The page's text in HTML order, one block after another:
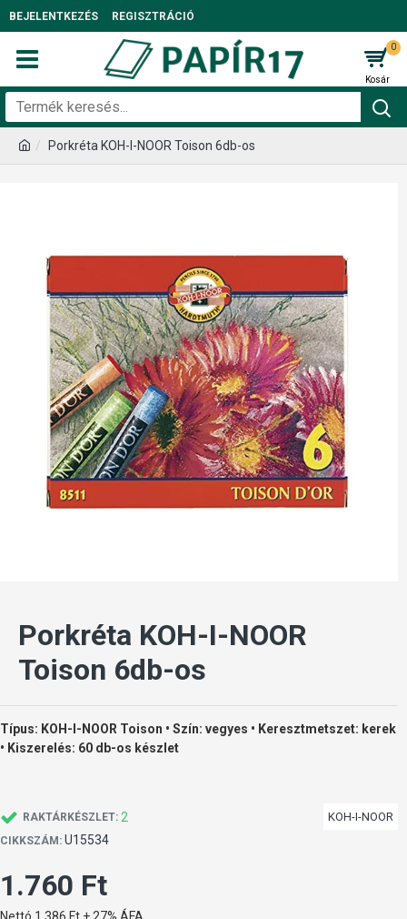
BEJELENTKEZÉS REGISZTRÁCIÓ
0
Porkréta KOH-I-NOOR Toison 6db-os
Porkréta KOH-I-NOOR
Toison 6db-os
Típus: KOH-I-NOOR Toison • Szín: vegyes • Keresztmetszet: kerek
• Kiszerelés: 60 db-os készlet
RAKTÁRKÉSZLET: 2
CIKKSZÁM: U15534
KOH-I-NOOR
1.760 Ft